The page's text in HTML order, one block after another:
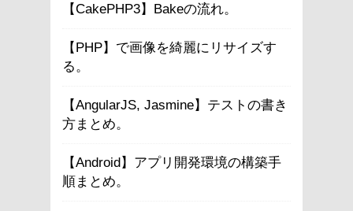
【CakePHP3】Bakeの流れ。
【PHP】で画像を綺麗にリサイズす
る。
【AngularJS, Jasmine】テストの書き
方まとめ。
【Android】アプリ開発環境の構築手
順まとめ。